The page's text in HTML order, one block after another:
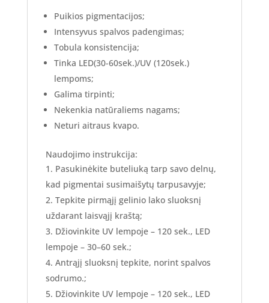
Puikios pigmentacijos;
Intensyvus spalvos padengimas;
Tobula konsistencija;
Tinka LED(30-60sek.)/UV (120sek.)
lempoms;
Galima tirpinti;
Nekenkia natūraliems nagams;
Neturi aitraus kvapo.
Naudojimo instrukcija:
Pasukinėkite buteliuką tarp savo delnų,
kad pigmentai susimaišytų tarpusavyje;
Tepkite pirmąjį gelinio lako sluoksnį
uždarant laisvąjį kraštą;
Džiovinkite UV lempoje – 120 sek., LED
lempoje – 30–60 sek.;
Antrąjį sluoksnį tepkite, norint spalvos
sodrumo.;
Džiovinkite UV lempoje – 120 sek., LED